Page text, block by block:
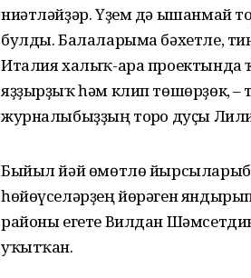
ниәтләйҙәр. Үҙем дә ышанмай
булды. Балаларыма бәхетле,
Италия халыҡ-ара проектында
яҙҙырҙыҡ һәм клип төшөрҙөк,
журналыбыҙҙың тоғро дуҫы
Быйыл йәй өмөтлө
һөйөүселәрҙең йөрәген
районы егете Вилдан
уҡытҡан.